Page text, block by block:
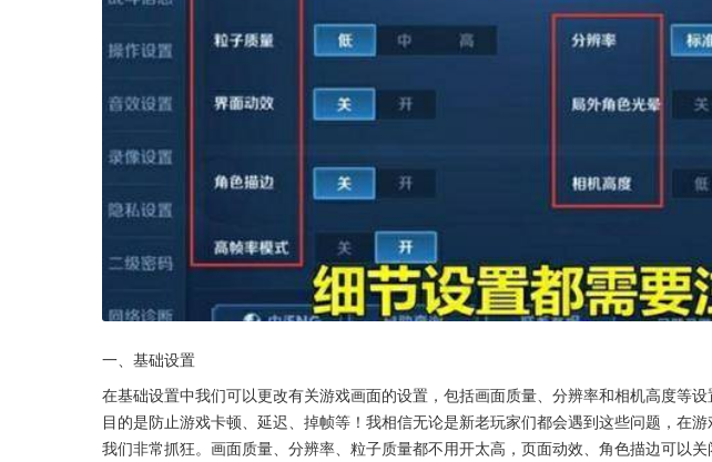
一、基础设置
在基础设置中我们可以更改有关游戏画面的设置，包括画面质量、分辨率和相机高度等
目的是防止游戏卡顿、延迟、掉帧等！我相信无论是新老玩家们都会遇到这些问题，在
我们非常抓狂。画面质量、分辨率、粒子质量都不用开太高，页面动效、角色描边可以